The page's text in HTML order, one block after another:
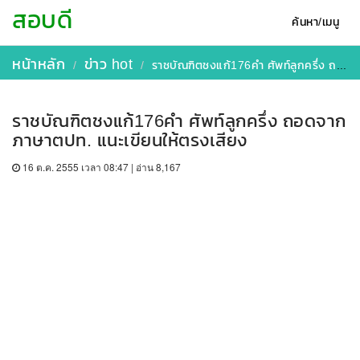
ค้นหา/เมนู
สอบดี
หน้าหลัก ข่าว hot ราชบัณฑิตชงแก้176คำ ศัพท์ลูกครึ่ง ถอดจากภาษาตปท. แนะเขียนให้ตรงเสียง
ราชบัณฑิตชงแก้176คำ ศัพท์ลูกครึ่ง ถอดจาก
ภาษาตปท. แนะเขียนให้ตรงเสียง
16 ต.ค. 2555 เวลา 08:47 | อ่าน 8,167